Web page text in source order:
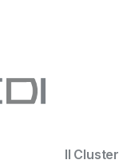
Il Cluster